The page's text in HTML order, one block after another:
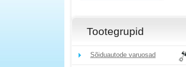
Tootegrupid
Sõiduautode varuosad